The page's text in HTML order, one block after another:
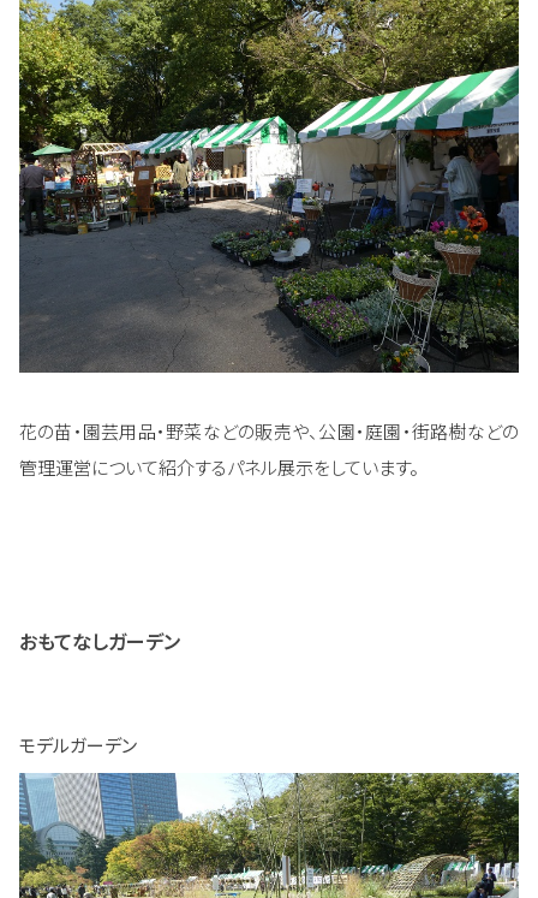
花の苗・園芸用品・野菜などの販売や、公園・庭園・街路樹などの
管理運営について紹介するパネル展示をしています。
おもてなしガーデン
モデルガーデン